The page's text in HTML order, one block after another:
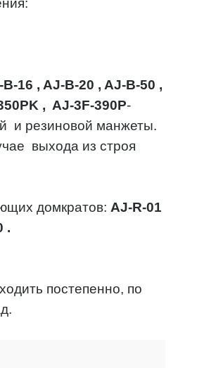
B-16 , AJ-B-20 , AJ-B-50 ,
, AJ-3F-390P-
и резиновой манжеты.
выхода из строя
домкратов: AJ-R-01
.
постепенно, по